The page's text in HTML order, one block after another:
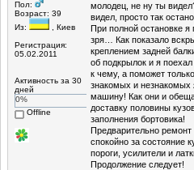
Пол:
Возраст: 39
Из:
, Киев
Регистрация:
05.02.2011
Активность за 30
дней
0%
Offline
молодец, не ну ты
видел, просто так
При полной остановке я
зря… Как показало
креплением задней
об подкрылок и я
к чему, а поможет
знакомых и незнакомых
машину! Как они и
доставку половины
заполнения бортовика!
Предварительно ремонт
спокойно за состояние
пороги, усилители и
Продолжение следует!